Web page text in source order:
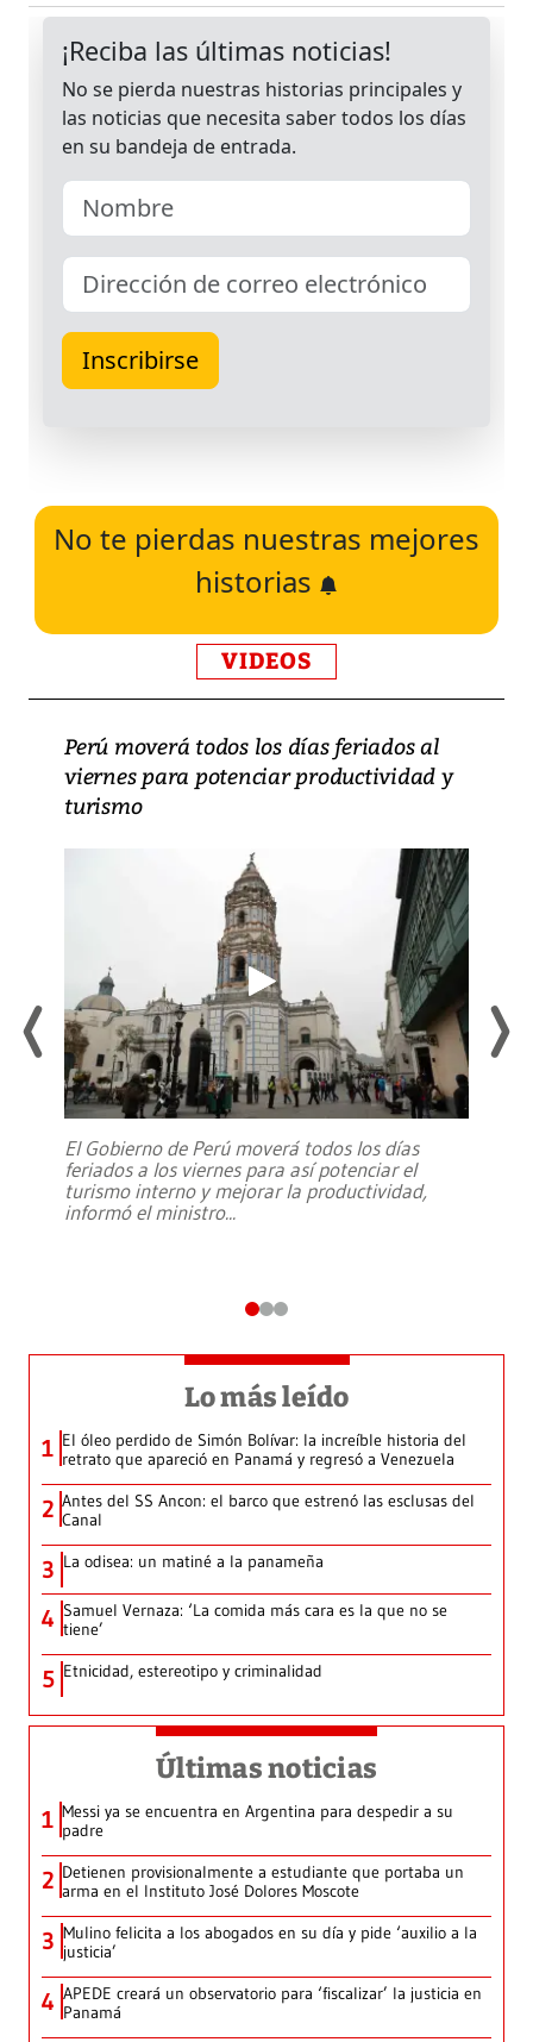
No te pierdas nuestras mejores
historias
VIDEOS
Perú moverá todos los días feriados al
viernes para potenciar productividad y
turismo
El Gobierno de Perú moverá todos los días
feriados a los viernes para así potenciar el
turismo interno y mejorar la productividad,
informó el ministro...
Lo más leído
1 El óleo perdido de Simón Bolívar: la increíble historia del
retrato que apareció en Panamá y regresó a Venezuela
2 Antes del SS Ancon: el barco que estrenó las esclusas del
Canal
3 La odisea: un matiné a la panameña
4 Samuel Vernaza: ‘La comida más cara es la que no se
tiene’
5 Etnicidad, estereotipo y criminalidad
Últimas noticias
1 Messi ya se encuentra en Argentina para despedir a su
padre
2 Detienen provisionalmente a estudiante que portaba un
arma en el Instituto José Dolores Moscote
3 Mulino felicita a los abogados en su día y pide ‘auxilio a la
justicia’
4 APEDE creará un observatorio para ‘fiscalizar’ la justicia en
Panamá